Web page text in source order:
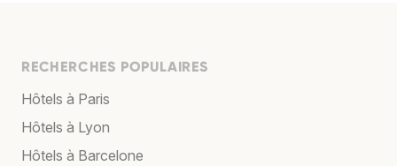
RECHERCHES POPULAIRES
Hôtels à Paris
Hôtels à Lyon
Hôtels à Barcelone